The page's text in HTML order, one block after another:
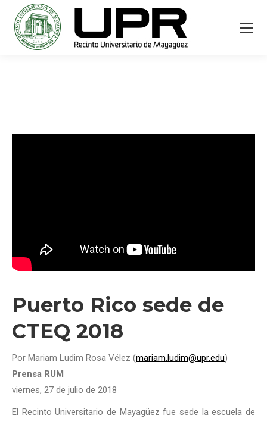
Puerto Rico sede de
CTEQ 2018
Por Mariam Ludim Rosa Vélez (mariam.ludim@upr.edu)
Prensa RUM
viernes, 27 de julio de 2018
El Recinto Universitario de Mayagüez fue sede la escuela de